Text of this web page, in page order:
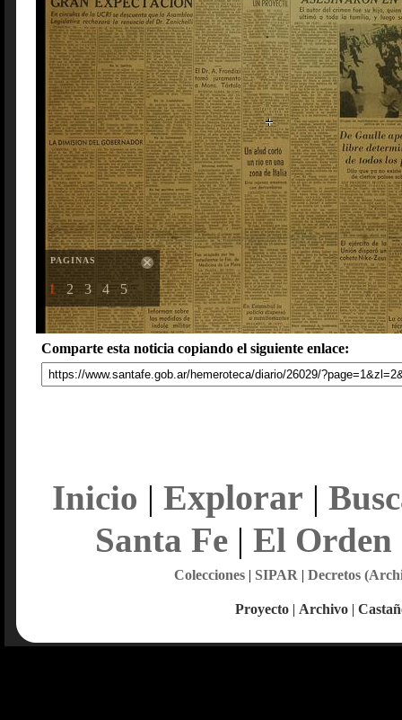
PAGINAS
1 2 3 4 5
Comparte esta noticia copiando el siguiente enlace:
Inicio | Explorar |
Santa Fe| El Orden
Colecciones| SIPAR | Decretos
Proyecto | Archivo |